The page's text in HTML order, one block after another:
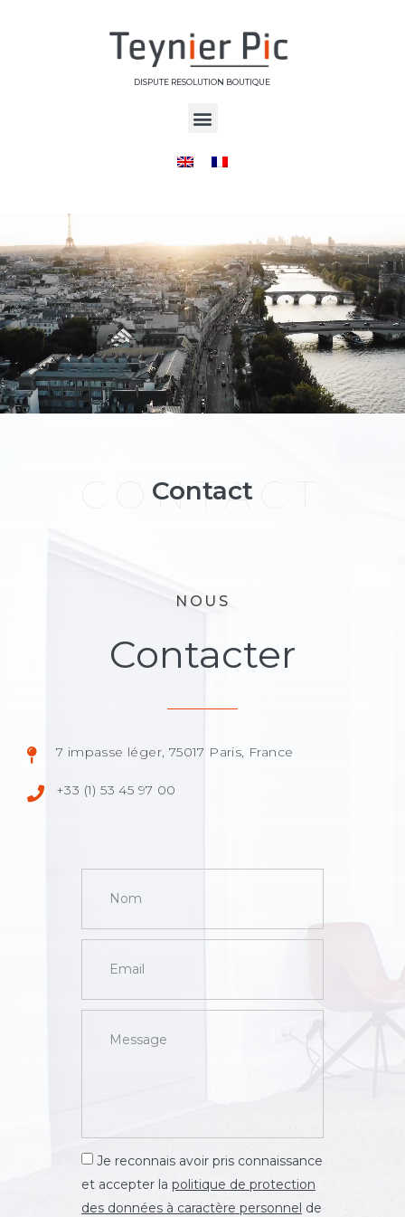
DISPUTE RESOLUTION BOUTIQUE
CONTACT
Contact
NOUS
Contacter
7 impasse léger, 75017 Paris, France
+33 (1) 53 45 97 00
Je reconnais avoir pris connaissance
et accepter la politique de protection
des données à caractère personnel de